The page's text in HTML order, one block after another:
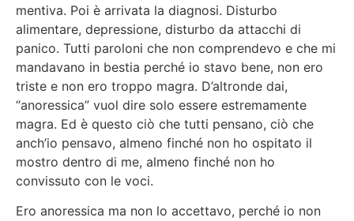
mentiva. Poi è arrivata la diagnosi. Disturbo
alimentare, depressione, disturbo da attacchi di
panico. Tutti paroloni che non comprendevo e che mi
mandavano in bestia perché io stavo bene, non ero
triste e non ero troppo magra. D’altronde dai,
“anoressica” vuol dire solo essere estremamente
magra. Ed è questo ciò che tutti pensano, ciò che
anch’io pensavo, almeno finché non ho ospitato il
mostro dentro di me, almeno finché non ho
convissuto con le voci.
Ero anoressica ma non lo accettavo, perché io non